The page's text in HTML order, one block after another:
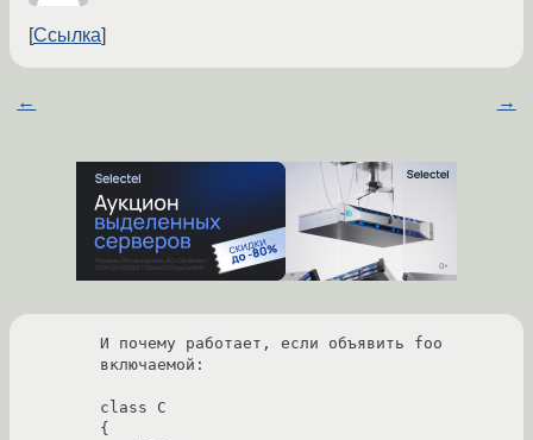
Ссылка
← →
И почему работает, если объявить foo
включаемой:
class C
{